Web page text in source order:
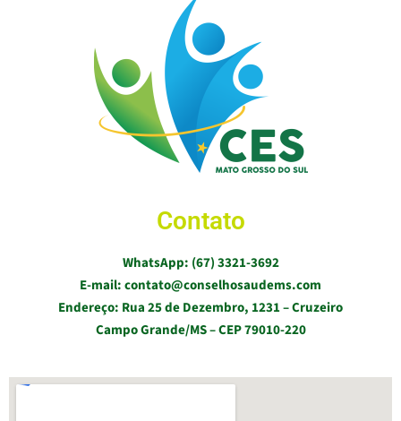
Contato
WhatsApp: (67) 3321-3692
E-mail: contato@conselhosaudems.com
Endereço: Rua 25 de Dezembro, 1231 – Cruzeiro
Campo Grande/MS – CEP 79010-220